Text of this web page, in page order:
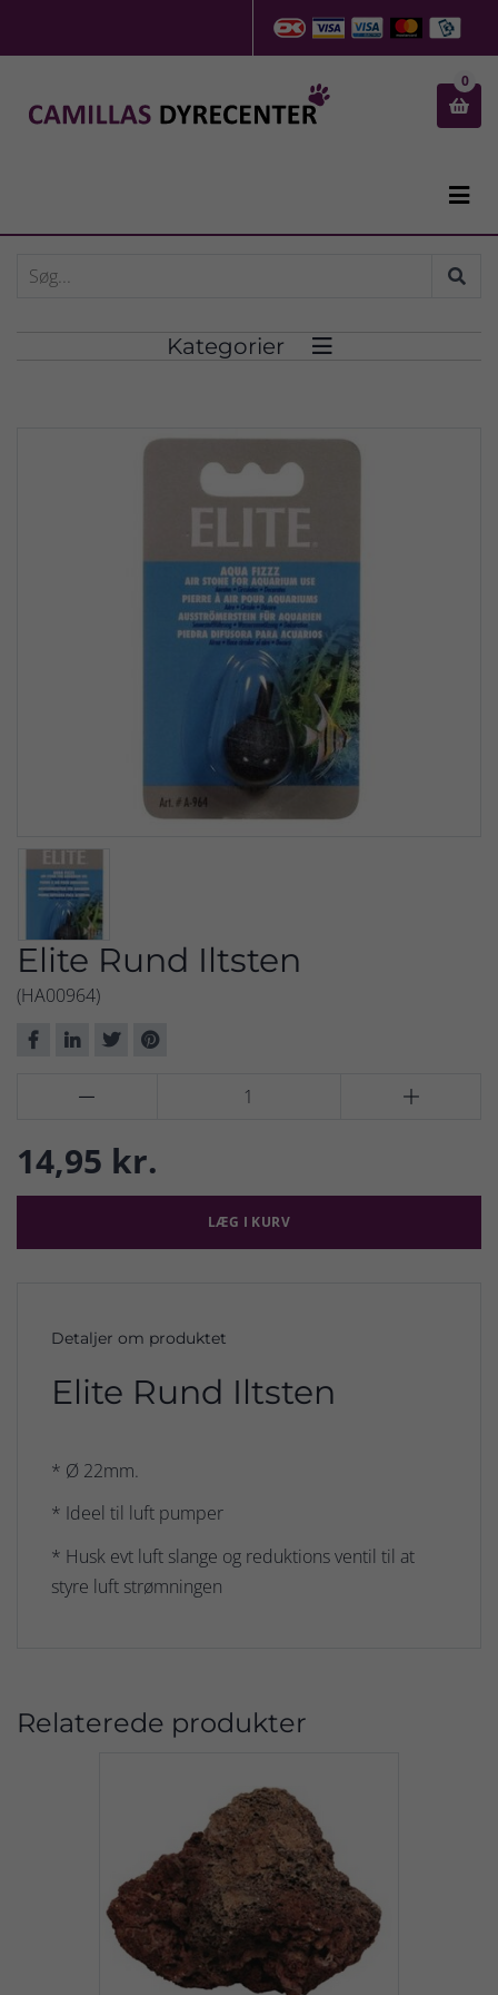

0

Kategorier 
Elite Rund Iltsten
(HA00964)
 
14,95 kr.
LÆG I KURV
Detaljer om produktet
Elite Rund Iltsten
* Ø 22mm.
* Ideel til luft pumper
* Husk evt luft slange og reduktions ventil til at
styre luft strømningen
Relaterede produkter